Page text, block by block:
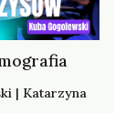
| Katarzyna